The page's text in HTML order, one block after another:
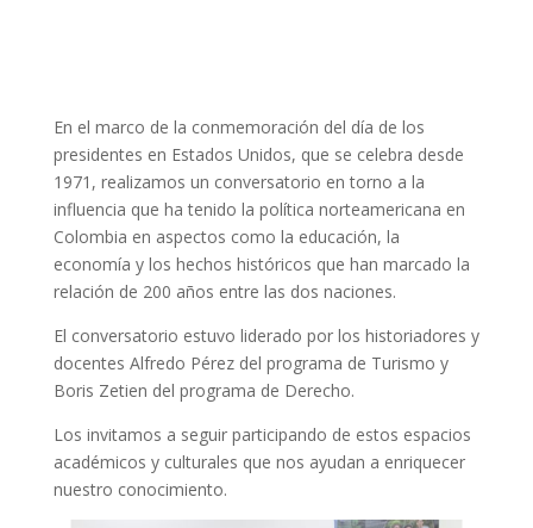
En el marco de la conmemoración del día de los
presidentes en Estados Unidos, que se celebra desde
1971, realizamos un conversatorio en torno a la
influencia que ha tenido la política norteamericana en
Colombia en aspectos como la educación, la
economía y los hechos históricos que han marcado la
relación de 200 años entre las dos naciones.
El conversatorio estuvo liderado por los historiadores y
docentes Alfredo Pérez del programa de Turismo y
Boris Zetien del programa de Derecho.
Los invitamos a seguir participando de estos espacios
académicos y culturales que nos ayudan a enriquecer
nuestro conocimiento.